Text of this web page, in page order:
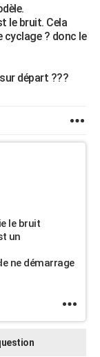
le bruit. Cela
cyclage ? donc le
départ ???
le bruit
un
ne démarrage